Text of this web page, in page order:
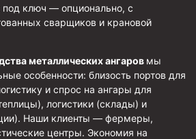
ключ — опционально, с
сварщиков и крановой
металлических ангаров мы
особенности: близость портов для
и спрос на ангары для
логистики (склады) и
Наши клиенты — фермеры,
центры. Экономия на